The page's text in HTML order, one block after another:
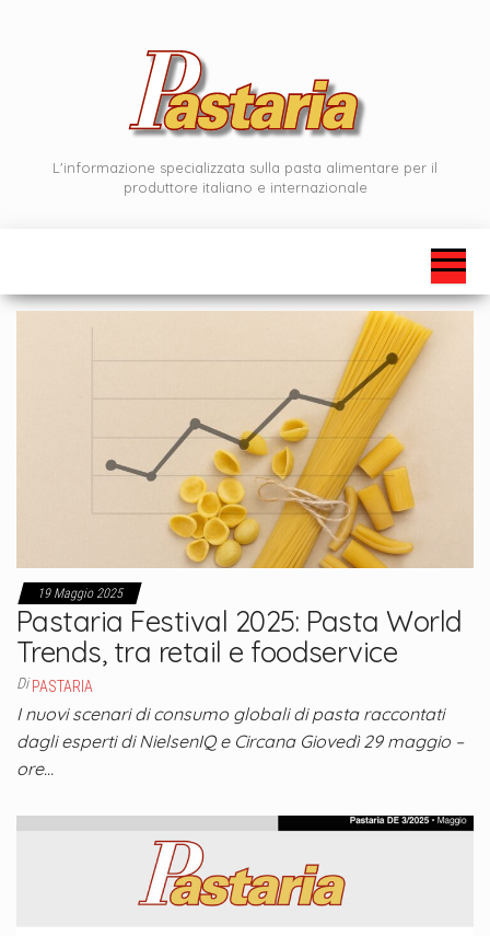
L'informazione specializzata sulla pasta alimentare per il
produttore italiano e internazionale
19 Maggio 2025
Pastaria Festival 2025: Pasta World
Trends, tra retail e foodservice
Di PASTARIA
I nuovi scenari di consumo globali di pasta raccontati
dagli esperti di NielsenIQ e Circana Giovedì 29 maggio –
ore…